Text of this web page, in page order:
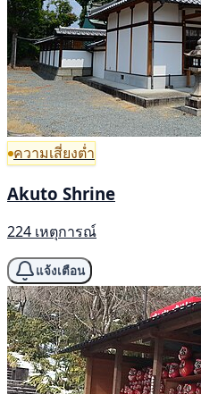
ความเสี่ยงต่ำ
Akuto Shrine
224 เหตุการณ์
แจ้งเตือน